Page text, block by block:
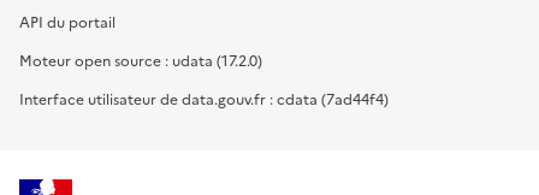
API du portail
Moteur open source : udata (17.2.0)
Interface utilisateur de data.gouv.fr : cdata (7ad44f4)